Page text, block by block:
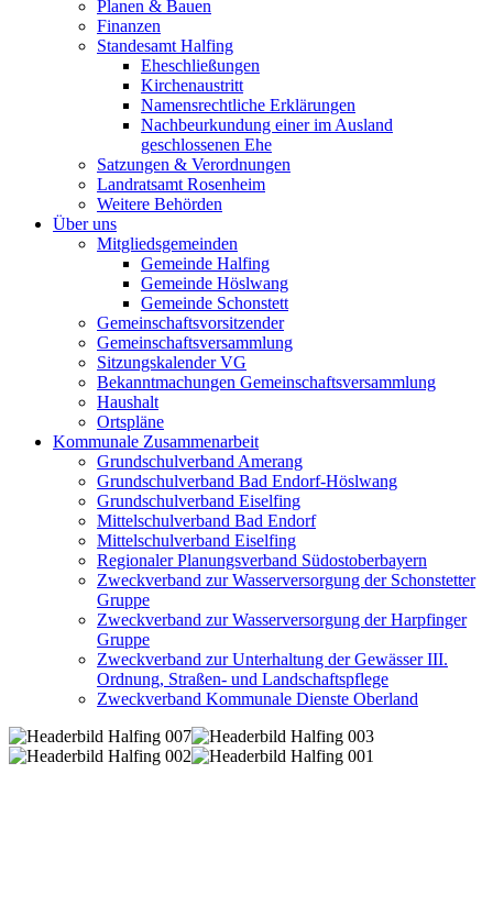
Planen & Bauen
Finanzen
Standesamt Halfing
Eheschließungen
Kirchenaustritt
Namensrechtliche Erklärungen
Nachbeurkundung einer im Ausland
geschlossenen Ehe
Satzungen & Verordnungen
Landratsamt Rosenheim
Weitere Behörden
Über uns
Mitgliedsgemeinden
Gemeinde Halfing
Gemeinde Höslwang
Gemeinde Schonstett
Gemeinschaftsvorsitzender
Gemeinschaftsversammlung
Sitzungskalender VG
Bekanntmachungen Gemeinschaftsversammlung
Haushalt
Ortspläne
Kommunale Zusammenarbeit
Grundschulverband Amerang
Grundschulverband Bad Endorf-Höslwang
Grundschulverband Eiselfing
Mittelschulverband Bad Endorf
Mittelschulverband Eiselfing
Regionaler Planungsverband Südostoberbayern
Zweckverband zur Wasserversorgung der Schonstetter
Gruppe
Zweckverband zur Wasserversorgung der Harpfinger
Gruppe
Zweckverband zur Unterhaltung der Gewässer III.
Ordnung, Straßen- und Landschaftspflege
Zweckverband Kommunale Dienste Oberland